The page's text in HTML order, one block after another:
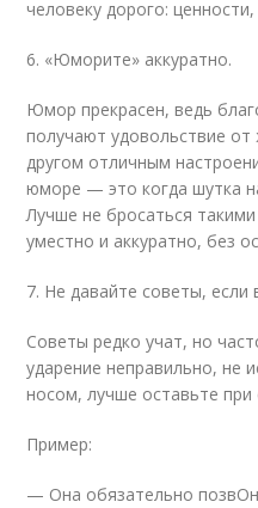
человеку дорого:
6. «Юморите» аккуратно.
Юмор прекрасен, ведь
получают удовольствие
другом отличным
юморе — это когда шутка
Лучше не бросаться
уместно и аккуратно, без
7. Не давайте советы, если
Советы редко учат, но
ударение неправильно, не
носом, лучше оставьте при
Пример:
— Она обязательно